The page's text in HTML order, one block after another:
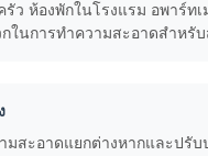
ว ห้องพักในโรงแรม อพาร์ท
ในการทำความสะอาดสำห
สะอาดแยกต่างหากและปรับ